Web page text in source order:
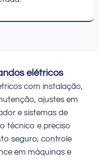
elétricos
com instalação,
ajustes em
e sistemas de
técnico e preciso
seguro, controle
em máquinas e